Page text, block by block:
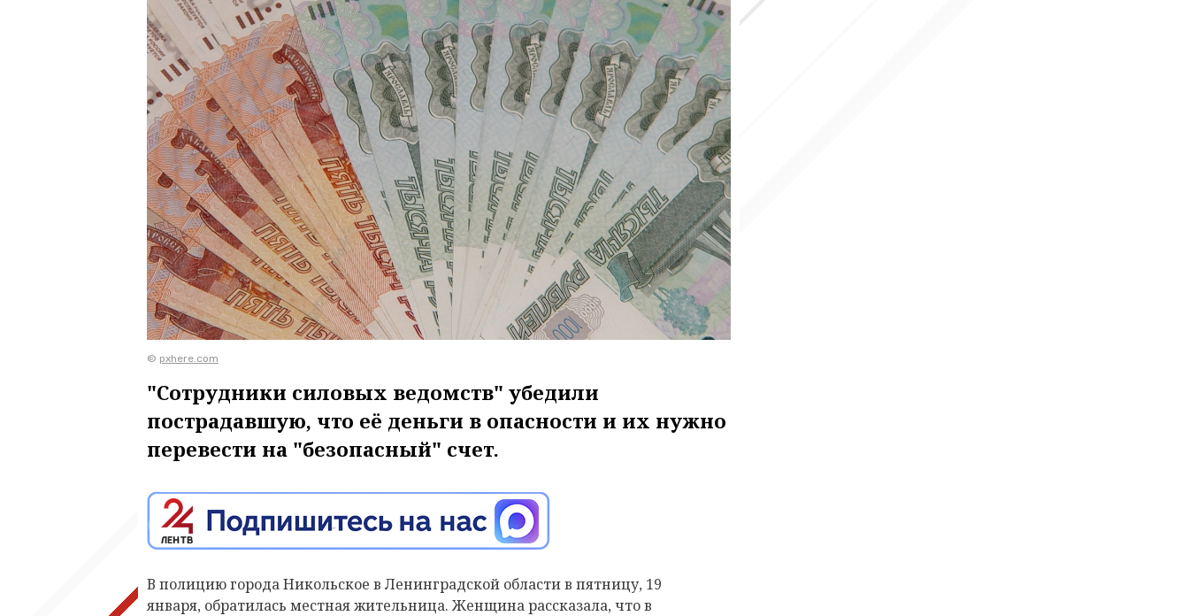
© pxhere.com
"Сотрудники силовых ведомств" убедили
пострадавшую, что её деньги в опасности и их нужно
перевести на "безопасный" счет.
В полицию города Никольское в Ленинградской области в пятницу, 19
января, обратилась местная жительница. Женщина рассказала, что в